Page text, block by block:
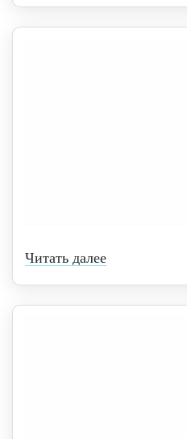
Читать далее